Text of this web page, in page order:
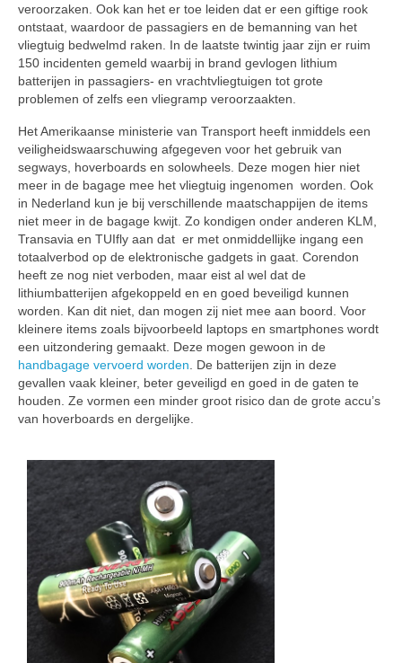
veroorzaken. Ook kan het er toe leiden dat er een giftige rook
ontstaat, waardoor de passagiers en de bemanning van het
vliegtuig bedwelmd raken. In de laatste twintig jaar zijn er ruim
150 incidenten gemeld waarbij in brand gevlogen lithium
batterijen in passagiers- en vrachtvliegtuigen tot grote
problemen of zelfs een vliegramp veroorzaakten.
Het Amerikaanse ministerie van Transport heeft inmiddels een
veiligheidswaarschuwing afgegeven voor het gebruik van
segways, hoverboards en solowheels. Deze mogen hier niet
meer in de bagage mee het vliegtuig ingenomen worden. Ook
in Nederland kun je bij verschillende maatschappijen de items
niet meer in de bagage kwijt. Zo kondigen onder anderen KLM,
Transavia en TUIfly aan dat er met onmiddellijke ingang een
totaalverbod op de elektronische gadgets in gaat. Corendon
heeft ze nog niet verboden, maar eist al wel dat de
lithiumbatterijen afgekoppeld en en goed beveiligd kunnen
worden. Kan dit niet, dan mogen zij niet mee aan boord. Voor
kleinere items zoals bijvoorbeeld laptops en smartphones wordt
een uitzondering gemaakt. Deze mogen gewoon in de
handbagage vervoerd worden . De batterijen zijn in deze
gevallen vaak kleiner, beter geveiligd en goed in de gaten te
houden. Ze vormen een minder groot risico dan de grote accu’s
van hoverboards en dergelijke.